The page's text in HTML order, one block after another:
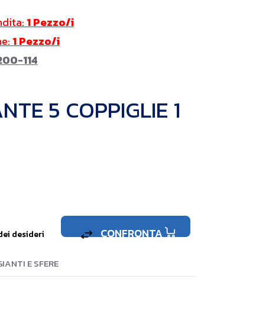
1 Pezzo/i
1 Pezzo/i
114
5 COPPIGLIE 1
desideri CONFRONTA
E SFERE